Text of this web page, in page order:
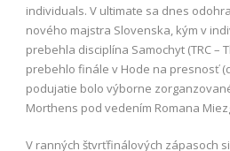
individuals. V ultimate sa dnes
nového majstra Slovenska, kým v
prebehla disciplína Samochyt (TRC –
prebehlo finále v Hode na presnosť
podujatie bolo výborne
Morthens pod vedením Romana
V ranných štvrťfinálových zápasoch